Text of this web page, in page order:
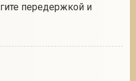
передержкой и